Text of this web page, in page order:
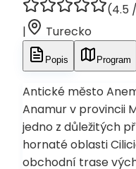
(4.5
|
Turecko
Popis Program
Antické město
Anamur v provincii
jedno z důležitých
hornaté oblasti
obchodní trase